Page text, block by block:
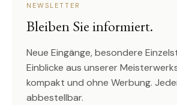
NEWSLETTER
Bleiben Sie informiert.
Neue Eingänge, besondere
Einblicke aus unserer
kompakt und ohne Werbung.
abbestellbar.